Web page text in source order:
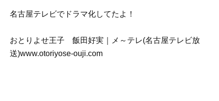
名古屋テレビでドラマ化してたよ！
おとりよせ王子 飯田好実｜メ～テレ(名古屋テレビ放
送)www.otoriyose-ouji.com